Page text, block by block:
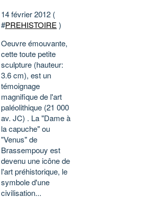
14 février 2012 (
#PREHISTOIRE)
Oeuvre émouvante,
cette toute petite
sculpture (hauteur:
3.6 cm), est un
témoignage
magnifique de l'art
paléolithique (21 000
av. JC) . La "Dame à
la capuche" ou
"Venus" de
Brassempouy est
devenu une icône de
l'art préhistorique, le
symbole d'une
civilisation...